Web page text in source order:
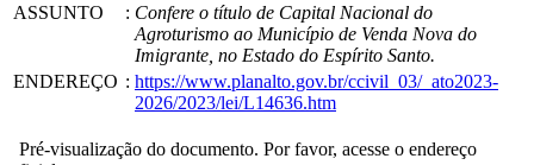
ASSUNTO
: Confere o título de Capital Nacional do
Agroturismo ao Município de Venda Nova do
Imigrante, no Estado do Espírito Santo.
ENDEREÇO : https://www.planalto.gov.br/ccivil_03/_ato2023-
2026/2023/lei/L14636.htm
Pré-visualização do documento. Por favor, acesse o endereço